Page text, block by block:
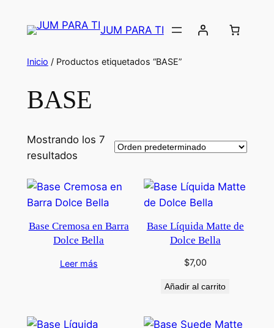
JUM PARA TI
Inicio / Productos etiquetados “BASE”
BASE
Mostrando los 7
resultados
Base Cremosa en Barra
Dolce Bella
Leer más
Base Líquida Matte de
Dolce Bella
$7,00
Añadir al carrito
de nuestro SHOW ROOM
con delivery incluido!
Haz tu pedido